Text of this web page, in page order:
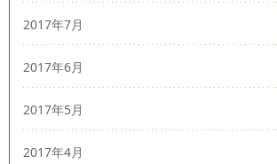
2017年7月
2017年6月
2017年5月
2017年4月